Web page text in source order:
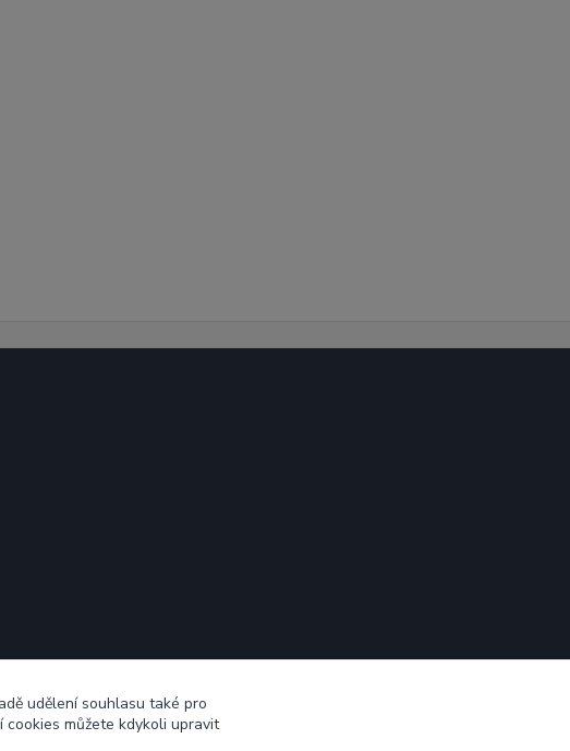
udělení souhlasu také pro
můžete kdykoli upravit